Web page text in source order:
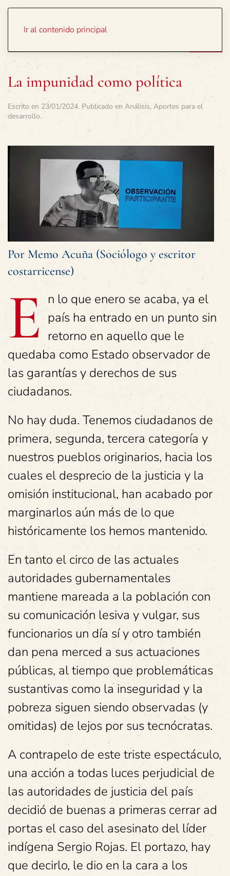
Ir al contenido principal
La impunidad como política
Escrito en 23/01/2024. Publicado en Análisis, Aportes para el
desarrollo.
Por Memo Acuña (Sociólogo y escritor
costarricense)
E n lo que enero se acaba, ya el
país ha entrado en un punto sin
retorno en aquello que le
quedaba como Estado observador de
las garantías y derechos de sus
ciudadanos.
No hay duda. Tenemos ciudadanos de
primera, segunda, tercera categoría y
nuestros pueblos originarios, hacia los
cuales el desprecio de la justicia y la
omisión institucional, han acabado por
marginarlos aún más de lo que
históricamente los hemos mantenido.
En tanto el circo de las actuales
autoridades gubernamentales
mantiene mareada a la población con
su comunicación lesiva y vulgar, sus
funcionarios un día sí y otro también
dan pena merced a sus actuaciones
públicas, al tiempo que problemáticas
sustantivas como la inseguridad y la
pobreza siguen siendo observadas (y
omitidas) de lejos por sus tecnócratas.
A contrapelo de este triste espectáculo,
una acción a todas luces perjudicial de
las autoridades de justicia del país
decidió de buenas a primeras cerrar ad
portas el caso del asesinato del líder
indígena Sergio Rojas. El portazo, hay
que decirlo, le dio en la cara a los